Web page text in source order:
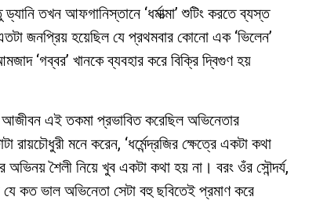
তখন আফগানিস্তানে ‘ধর্মাত্মা’ শুটিং করতে ব্যস্ত
জনপ্রিয় হয়েছিল যে প্রথমবার কোনো এক ‘ভিলেন’
‘গব্বর’ খানকে ব্যবহার করে বিক্রি দ্বিগুণ হয়
আজীবন এই তকমা প্রভাবিত করেছিল অভিনেতার
মনে করেন, ‘ধর্মেন্দ্রজির ক্ষেত্রে একটা কথা
শৈলী নিয়ে খুব একটা কথা হয় না। বরং ওঁর সৌন্দর্য,
কত ভাল অভিনেতা সেটা বহু ছবিতেই প্রমাণ করে